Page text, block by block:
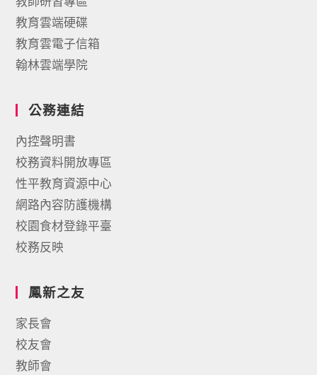
教育雲端硬碟
教育雲電子信箱
翰林雲端學院
公務連結
內控聲明書
校務資料開放專區
性平教育資源中心
網路內容防護機構
校園食材登錄平臺
校務反映
鳳新之友
家長會
校友會
教師會